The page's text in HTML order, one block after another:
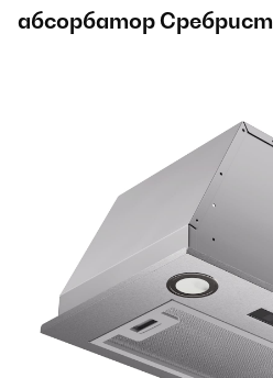
абсорбатор Сребрист